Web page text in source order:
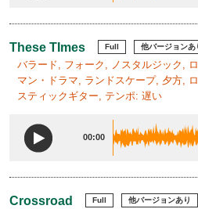
These TImes Full 他バージョンあ
バラード, フォーク, ノスタルジック,
マン・ドラマ, ランドスケープ, 夕方,
スティックギター, テンポ: 遅い
00:00
Crossroad Full 他バージョンあり